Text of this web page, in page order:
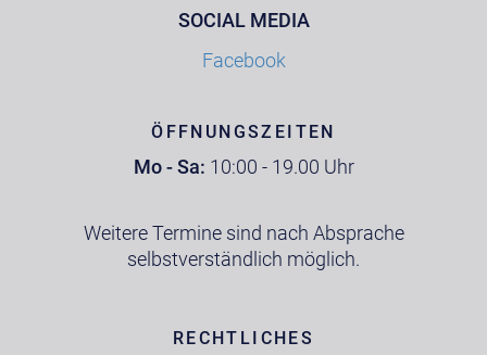
SOCIAL MEDIA
Facebook
ÖFFNUNGSZEITEN
Mo - Sa: 10:00 - 19.00 Uhr
Weitere Termine sind nach Absprache
selbstverständlich möglich.
RECHTLICHES